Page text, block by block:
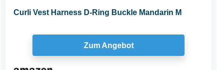
Curli Vest Harness D-Ring Buckle Mandarin M
Zum Angebot